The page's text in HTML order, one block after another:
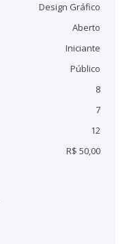
Design Gráfico
Aberto
Iniciante
Público
8
7
12
R$ 50,00